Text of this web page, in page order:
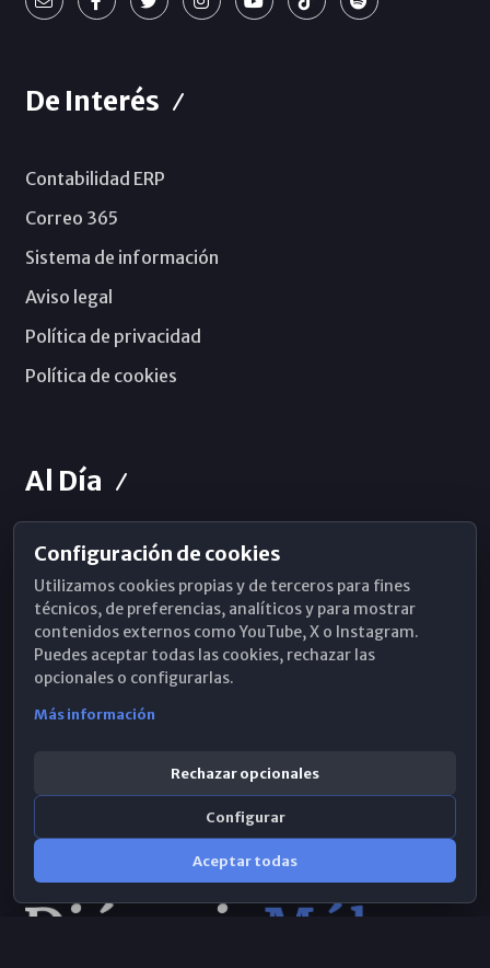
De Interés
Contabilidad ERP
Correo 365
Sistema de información
Aviso legal
Política de privacidad
Política de cookies
Al Día
Horarios de Misa
Hemeroteca
WhatsApp
Configuración de cookies
Utilizamos cookies propias y de terceros para fines
técnicos, de preferencias, analíticos y para mostrar
contenidos externos como YouTube, X o Instagram.
Puedes aceptar todas las cookies, rechazar las
opcionales o configurarlas.
Más información
Rechazar opcionales
Configurar
Aceptar todas